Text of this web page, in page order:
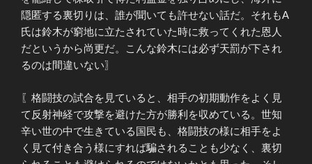
隠匿する裏切りは、誰が聞いても許せない話だ。それもA
氏は鈴木が窮地に立たされていた時に救ってくれた恩人
だというから尚更だ。こんな鈴木には必ず天罰が下され
るのは間違いない〗
〖格闘技の試合を見ていると、相手の初期動作をよく見
て反射神経で攻撃を避けた方が勝利を収めている。世知
辛い世の中で生きている国民も、格闘技の様に相手をよ
く見て付き合う様にすれば騙されることも少なく、裏切